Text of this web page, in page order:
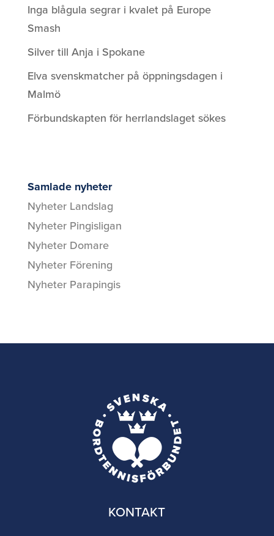
Inga blågula segrar i kvalet på Europe
Smash
Silver till Anja i Spokane
Elva svenskmatcher på öppningsdagen i
Malmö
Förbundskapten för herrlandslaget sökes
Samlade nyheter
Nyheter Landslag
Nyheter Pingisligan
Nyheter Domare
Nyheter Förening
Nyheter Parapingis
KONTAKT